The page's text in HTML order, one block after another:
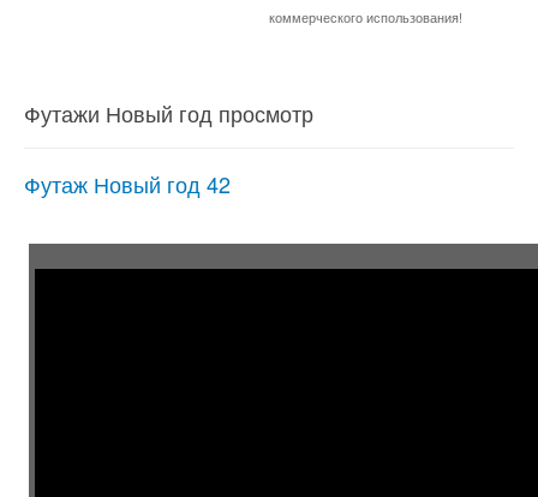
коммерческого использования!
Футажи Новый год просмотр
Футаж Новый год 42